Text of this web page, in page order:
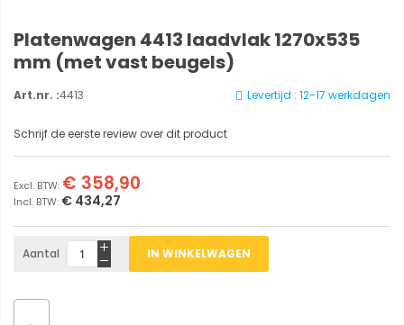
Platenwagen 4413 laadvlak 1270x535
mm (met vast beugels)
Levertijd : 12-17 werkdagen
Art.nr. :4413
Schrijf de eerste review over dit product
€ 434,27
€ 358,90
Aantal IN WINKELWAGEN